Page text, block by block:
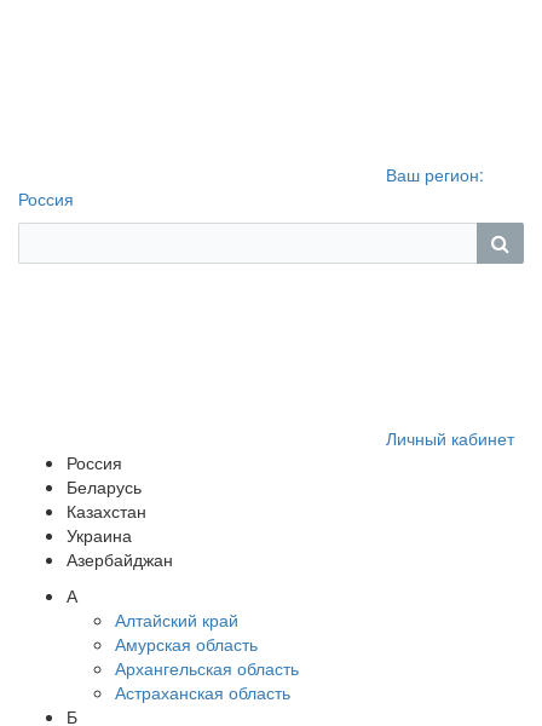
Ваш регион:
Россия
Личный кабинет
Россия
Беларусь
Казахстан
Украина
Азербайджан
А
Алтайский край
Амурская область
Архангельская область
Астраханская область
Б